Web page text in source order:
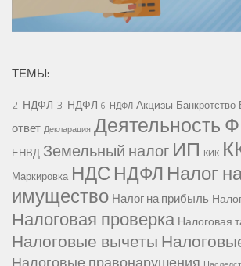
ТЕМЫ:
2-НДФЛ 3-НДФЛ 6-НДФЛ Акцизы Банкротство
ответ Декларация Деятельность
ЕНВД Земельный налог ИП КИК
Маркировка НДС НДФЛ Налог
имущество Налог на прибыль
Налоговая проверка Налоговая
Налоговые вычеты